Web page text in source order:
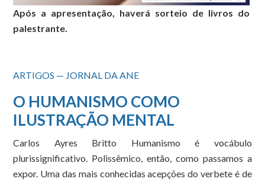
Após a apresentação, haverá sorteio de livros do
palestrante.
ARTIGOS — JORNAL DA ANE
O HUMANISMO COMO
ILUSTRAÇÃO MENTAL
Carlos Ayres Britto Humanismo é vocábulo
plurissignificativo. Polissêmico, então, como passamos a
expor. Uma das mais conhecidas acepções do verbete é de